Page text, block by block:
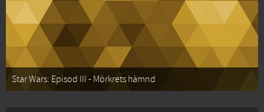
Star Wars: Episod III - Mörkrets hämnd